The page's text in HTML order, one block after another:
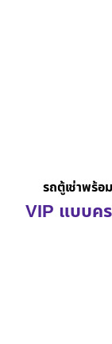
รถตู้เช่าพร้อ
VIP แบบค